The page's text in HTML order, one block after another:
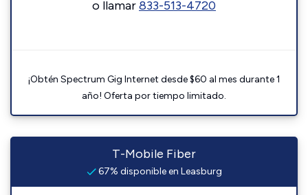
o llamar833-513-4720
¡Obtén Spectrum Gig Internet desde $60 al mes durante 1
año! Oferta por tiempo limitado.
T-Mobile Fiber
67% disponible en Leasburg